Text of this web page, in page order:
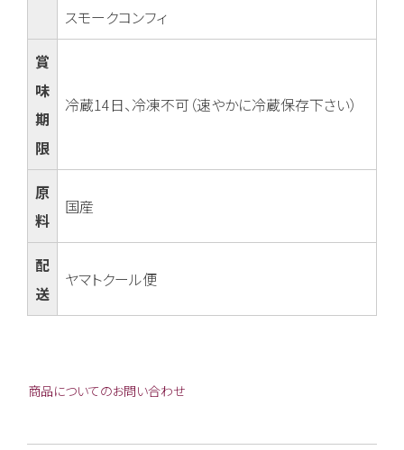
スモークコンフィ
賞
味
期
限
冷蔵14日、冷凍不可（速やかに冷蔵保存下さい）
原
料
国産
配
送
ヤマトクール便
商品についてのお問い合わせ